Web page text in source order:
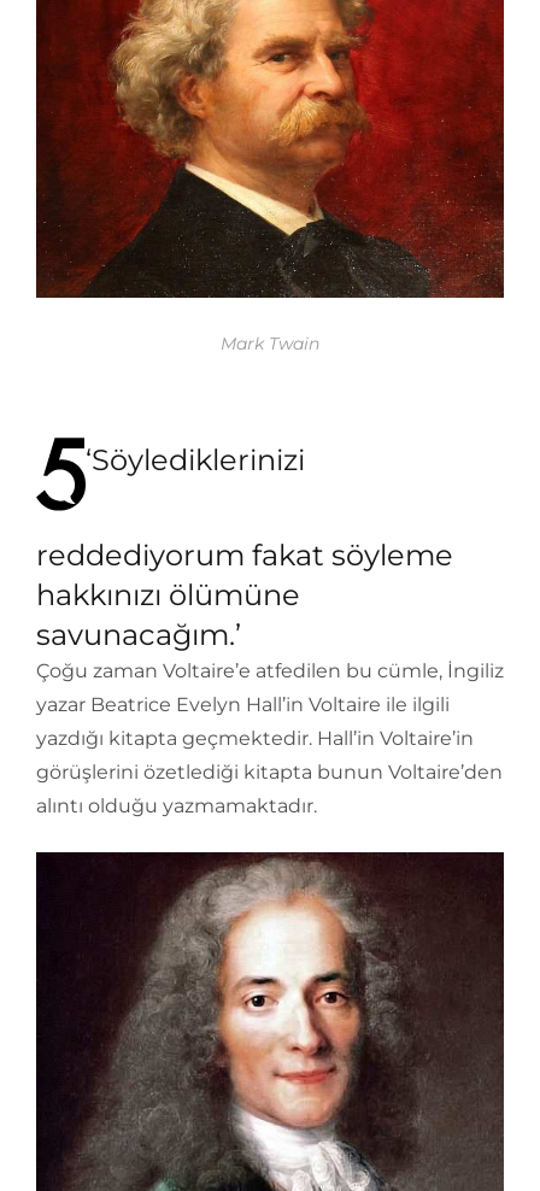
Mark Twain
‘Söylediklerinizi
reddediyorum fakat söyleme
hakkınızı ölümüne
savunacağım.’
Çoğu zaman Voltaire’e atfedilen bu cümle, İngiliz
yazar Beatrice Evelyn Hall’in Voltaire ile ilgili
yazdığı kitapta geçmektedir. Hall’in Voltaire’in
görüşlerini özetlediği kitapta bunun Voltaire’den
alıntı olduğu yazmamaktadır.